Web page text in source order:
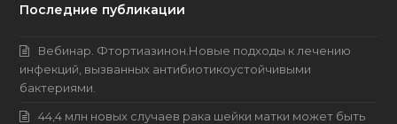
Последние публикации
Вебинар. Фтортиазинон.Новые подходы к лечению
инфекций, вызванных антибиотикоустойчивыми
бактериями.
44,4 млн новых случаев рака шейки матки может быть